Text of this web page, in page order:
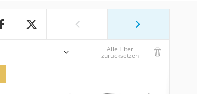
Alle Filter
zurücksetzen